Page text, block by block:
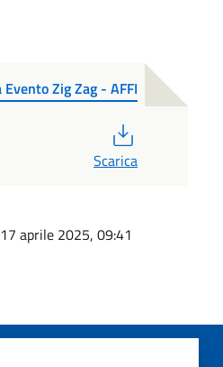
Evento Zig Zag - AFFI
Scarica
aprile 2025, 09:41